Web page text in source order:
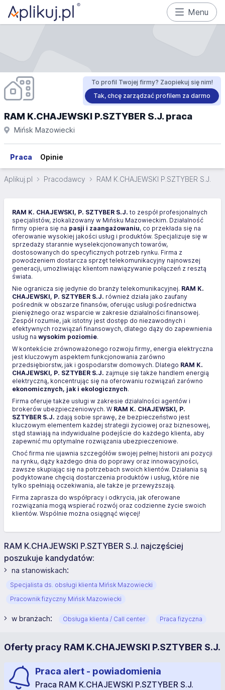
Menu
To profil Twojej firmy? Zaopiekuj się nim!
Tak, chcę zarządzać profilem za darmo
RAM K.CHAJEWSKI P.SZTYBER S.J. praca
Mińsk Mazowiecki
Praca Opinie
Aplikuj.pl Pracodawcy RAM K.CHAJEWSKI P.SZTYBER S.J.
RAM K. CHAJEWSKI, P. SZTYBER S.J. to zespół profesjonalnych
specjalistów, zlokalizowany w Mińsku Mazowieckim. Działalność
firmy opiera się na pasji i zaangażowaniu, co przekłada się na
oferowanie wysokiej jakości usług i produktów. Specjalizuje się w
sprzedaży starannie wyselekcjonowanych towarów,
dostosowanych do specyficznych potrzeb rynku. Firma z
powodzeniem dostarcza sprzęt telekomunikacyjny najnowszej
generacji, umożliwiając klientom nawiązywanie połączeń z resztą
świata.
Nie ogranicza się jedynie do branży telekomunikacyjnej. RAM K.
CHAJEWSKI, P. SZTYBER S.J. również działa jako zaufany
pośrednik w obszarze finansów, oferując usługi pośrednictwa
pieniężnego oraz wsparcie w zakresie działalności finansowej.
Zespół rozumie, jak istotny jest dostęp do niezawodnych i
efektywnych rozwiązań finansowych, dlatego dąży do zapewnienia
usług na wysokim poziomie.
W kontekście zrównoważonego rozwoju firmy, energia elektryczna
jest kluczowym aspektem funkcjonowania zarówno
przedsiębiorstw, jak i gospodarstw domowych. Dlatego RAM K.
CHAJEWSKI, P. SZTYBER S.J. zajmuje się także handlem energią
elektryczną, koncentrując się na oferowaniu rozwiązań zarówno
ekonomicznych, jak i ekologicznych.
Firma oferuje także usługi w zakresie działalności agentów i
brokerów ubezpieczeniowych. W RAM K. CHAJEWSKI, P.
SZTYBER S.J. zdają sobie sprawę, że bezpieczeństwo jest
kluczowym elementem każdej strategii życiowej oraz biznesowej,
stąd stawiają na indywidualne podejście do każdego klienta, aby
zapewnić mu optymalne rozwiązania ubezpieczeniowe.
Choć firma nie ujawnia szczegółów swojej pełnej historii ani pozycji
na rynku, dąży każdego dnia do poprawy oraz innowacyjności,
zawsze skupiając się na potrzebach swoich klientów. Działania są
podyktowane chęcią dostarczenia produktów i usług, które nie
tylko spełniają oczekiwania, ale także je przewyższają.
Firma zaprasza do współpracy i odkrycia, jak oferowane
rozwiązania mogą wspierać rozwój oraz codzienne życie swoich
klientów. Wspólnie można osiągnąć więcej!
RAM K.CHAJEWSKI P.SZTYBER S.J. najczęściej
poszukuje kandydatów:
na stanowiskach:
Specjalista ds. obsługi klienta Mińsk Mazowiecki
Pracownik fizyczny Mińsk Mazowiecki
w branżach: Obsługa klienta / Call center Praca fizyczna
Oferty pracy RAM K.CHAJEWSKI P.SZTYBER S.J.
Praca alert - powiadomienia
Praca RAM K.CHAJEWSKI P.SZTYBER S.J.